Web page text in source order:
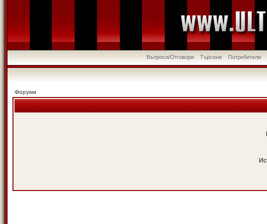
Въпроси/Отговори Търсене Потребители
Форуми